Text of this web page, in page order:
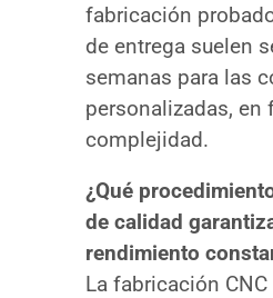
fabricación
de entrega suelen
semanas para las
personalizadas, en
complejidad.
¿Qué
de calidad
rendimiento
La fabricación